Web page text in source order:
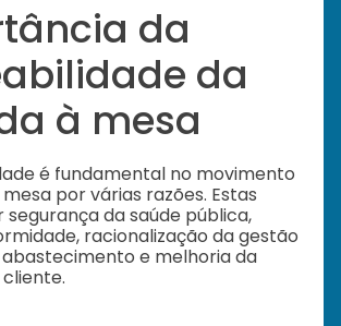
da
da
à mesa
é fundamental no movimento
por várias razões. Estas
segurança da saúde pública,
racionalização da gestão
e melhoria da